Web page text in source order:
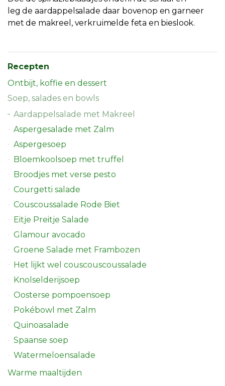
leg de aardappel salade daar bovenop en garneer
met de makreel, verkruimelde feta en bieslook.
Recepten
Ontbijt, koffie en dessert
Soep, salades en bowls
Aardappelsalade met Makreel
Aspergesalade met Zalm
Aspergesoep
Bloemkoolsoep met truffel
Broodjes met verse pesto
Courgetti salade
Couscoussalade Rode Biet
Eitje Preitje Salade
Glamour avocado
Groene Salade met Frambozen
Het lijkt wel couscouscoussalade
Knolselderijsoep
Oosterse pompoensoep
Pokébowl met Zalm
Quinoasalade
Spaanse soep
Watermeloensalade
Warme maaltijden